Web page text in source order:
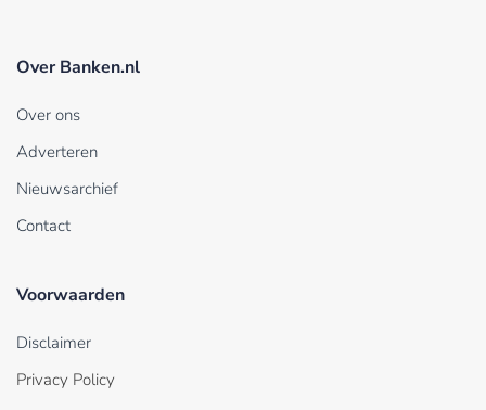
Over Banken.nl
Over ons
Adverteren
Nieuwsarchief
Contact
Voorwaarden
Disclaimer
Privacy Policy